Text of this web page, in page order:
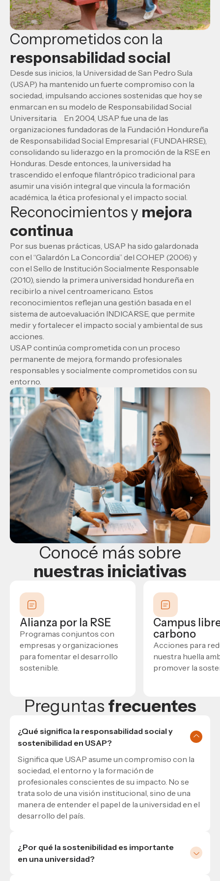
Comprometidos con la
responsabilidad social
Desde sus inicios, la Universidad de San Pedro Sula
(USAP) ha mantenido un fuerte compromiso con la
sociedad, impulsando acciones sostenidas que hoy se
enmarcan en su modelo de Responsabilidad Social
Universitaria. En 2004, USAP fue una de las
organizaciones fundadoras de la Fundación Hondureña
de Responsabilidad Social Empresarial (FUNDAHRSE),
consolidando su liderazgo en la promoción de la RSE en
Honduras. Desde entonces, la universidad ha
trascendido el enfoque filantrópico tradicional para
asumir una visión integral que vincula la formación
académica, la ética profesional y el impacto social.
Reconocimientos y mejora
continua
Por sus buenas prácticas, USAP ha sido galardonada
con el “Galardón La Concordia” del COHEP (2006) y
con el Sello de Institución Socialmente Responsable
(2010), siendo la primera universidad hondureña en
recibirlo a nivel centroamericano. Estos
reconocimientos reflejan una gestión basada en el
sistema de autoevaluación INDICARSE, que permite
medir y fortalecer el impacto social y ambiental de sus
acciones.
USAP continúa comprometida con un proceso
permanente de mejora, formando profesionales
responsables y socialmente comprometidos con su
entorno.
Conocé más sobre
nuestras iniciativas
Alianza por la RSE
Programas conjuntos con
empresas y organizaciones
para fomentar el desarrollo
sostenible.
Campus
carbono
Acciones para
nuestra huella
promover la
Preguntas frecuentes
¿Qué significa la responsabilidad social y
sostenibilidad en USAP?
Significa que USAP asume un compromiso con la
sociedad, el entorno y la formación de
profesionales conscientes de su impacto. No se
trata solo de una visión institucional, sino de una
manera de entender el papel de la universidad en el
desarrollo del país.
¿Por qué la sostenibilidad es importante
en una universidad?